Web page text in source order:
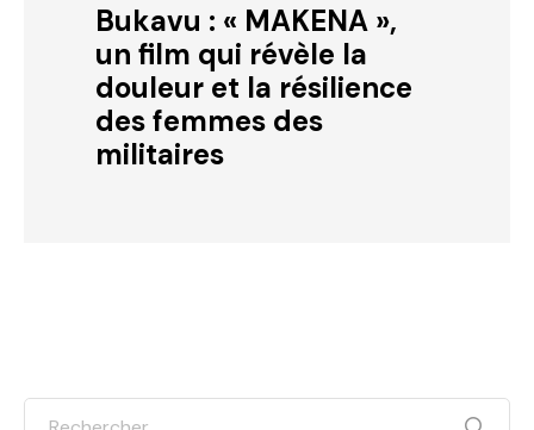
Bukavu : « MAKENA »,
un film qui révèle la
douleur et la résilience
des femmes des
militaires